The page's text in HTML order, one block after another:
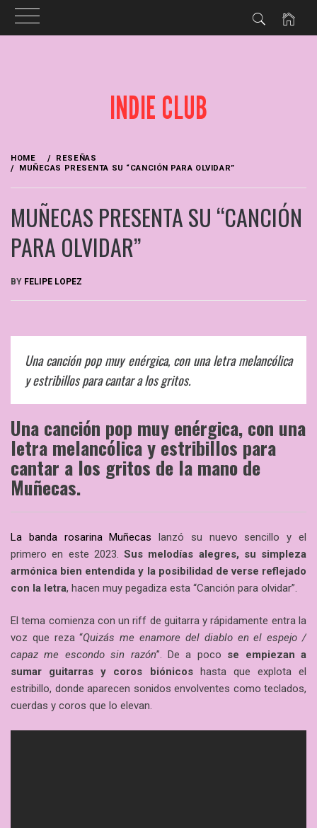
INDIE CLUB
HOME
RESEÑAS
MUÑECAS PRESENTA SU “CANCIÓN PARA OLVIDAR”
MUÑECAS PRESENTA SU “CANCIÓN
PARA OLVIDAR”
BY FELIPE LOPEZ
Una canción pop muy enérgica, con una letra melancólica
y estribillos para cantar a los gritos.
Una canción pop muy enérgica, con una
letra melancólica y estribillos para
cantar a los gritos de la mano de
Muñecas.
La banda rosarina Muñecas lanzó su nuevo sencillo y el
primero en este 2023.
Sus melodías alegres, su simpleza
armónica bien entendida y la posibilidad de verse reflejado
con la letra, hacen muy pegadiza esta “Canción para olvidar”.
El tema comienza con un riff de guitarra y rápidamente entra la
voz que reza “Quizás me enamore del diablo en el espejo /
capaz me escondo sin razón”. De a poco se empiezan a
sumar guitarras y coros biónicoshasta que explota el
estribillo, donde aparecen sonidos envolventes como teclados,
cuerdas y coros que lo elevan.